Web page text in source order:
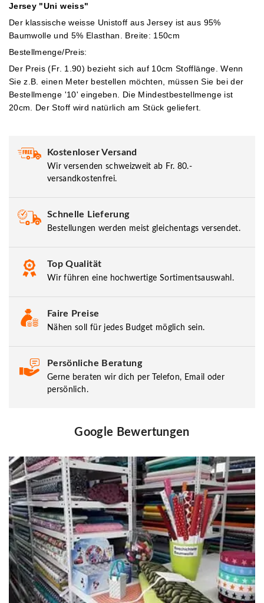
Jersey "Uni weiss"
Der klassische weisse Unistoff aus Jersey ist aus 95%
Baumwolle und 5% Elasthan. Breite: 150cm
Bestellmenge/Preis:
Der Preis (Fr. 1.90) bezieht sich auf 10cm Stofflänge. Wenn
Sie z.B. einen Meter bestellen möchten, müssen Sie bei der
Bestellmenge '10' eingeben. Die Mindestbestellmenge ist
20cm. Der Stoff wird natürlich am Stück geliefert.
Kostenloser Versand
Wir versenden schweizweit ab Fr. 80.-
versandkostenfrei.
Schnelle Lieferung
Bestellungen werden meist gleichentags versendet.
Top Qualität
Wir führen eine hochwertige Sortimentsauswahl.
Faire Preise
Nähen soll für jedes Budget möglich sein.
Persönliche Beratung
Gerne beraten wir dich per Telefon, Email oder
persönlich.
Google Bewertungen